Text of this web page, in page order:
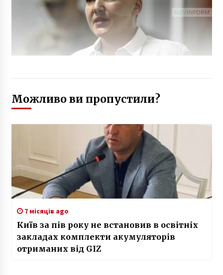
Можливо ви пропустили?
7 місяців ago
Київ за пів року не встановив в освітніх
закладах комплекти акумуляторів
отриманих від GIZ